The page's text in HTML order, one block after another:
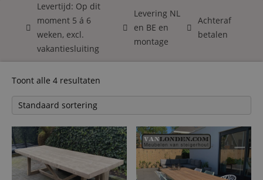
Levertijd: Op dit
moment 5 á 6
weken, excl.
vakantiesluiting
Levering NL
en BE en
montage
Achteraf
betalen
Toont alle 4 resultaten